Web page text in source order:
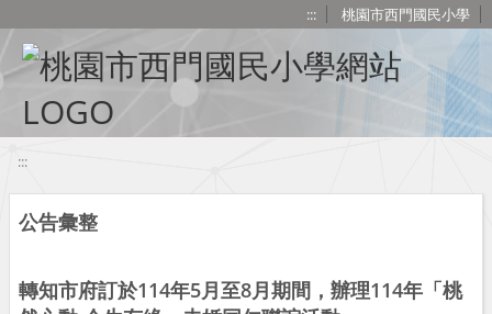
::: 桃園市西門國民小學
:::
公告彙整
轉知市府訂於114年5月至8月期間，辦理114年「桃